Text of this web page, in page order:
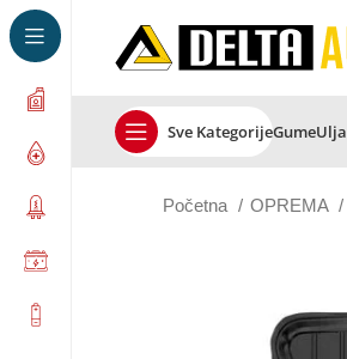
Sve KategorijeGumeUlja
Početna OPREMA